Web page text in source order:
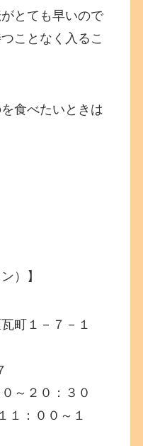
とても早いので
ことなく入るこ
食べたいときは
）】
町１－７－１
～２０：３０
１：００～１